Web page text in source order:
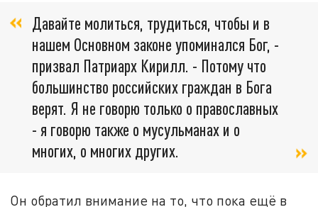
Давайте молиться, трудиться, чтобы и в
нашем Основном законе упоминался Бог, -
призвал Патриарх Кирилл. - Потому что
большинство российских граждан в Бога
верят. Я не говорю только о православных
- я говорю также о мусульманах и о
многих, о многих других.
Он обратил внимание на то, что пока ещё в